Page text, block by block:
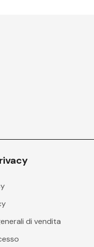
di vendita